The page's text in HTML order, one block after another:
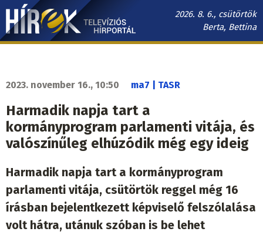
Ugrás
tartalomra
2026. 8. 6., csütörtök
Berta, Bettina
Hírek.sk
2023. november 16., 10:50 ma7 | TASR
Harmadik napja tart a
kormányprogram parlamenti vitája, és
valószínűleg elhúzódik még egy ideig
Harmadik napja tart a kormányprogram
parlamenti vitája, csütörtök reggel még 16
írásban bejelentkezett képviselő felszólalása
volt hátra, utánuk szóban is be lehet